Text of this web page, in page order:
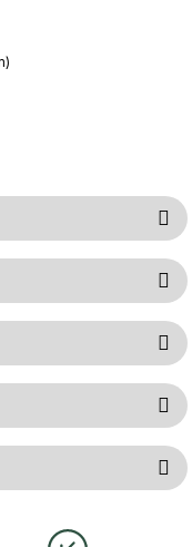
)
ve diğer konularda
kullanarak tarafımıza